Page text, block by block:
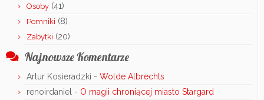
Osoby (41)
Pomniki (8)
Zabytki (20)
Najnowsze Komentarze
Artur Kosieradzki - Wolde Albrechts
renoirdaniel - O magii chroniącej miasto Stargard